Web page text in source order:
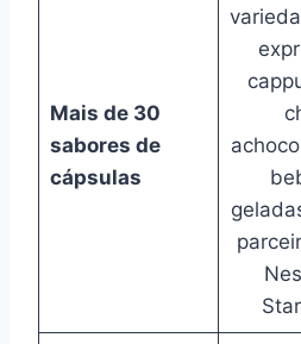
Mais de 30
sabores de
cápsulas